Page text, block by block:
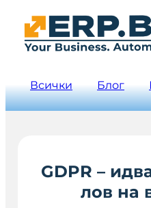
Всички Блог
GDPR –
лов на